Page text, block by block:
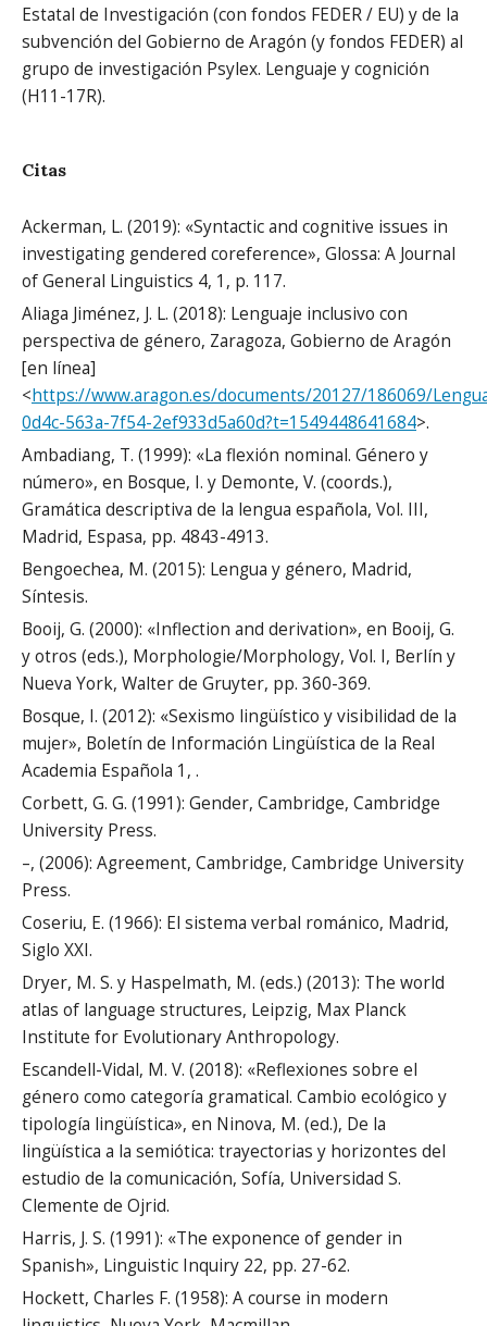
Estatal de Investigación (con fondos FEDER / EU) y de la
subvención del Gobierno de Aragón (y fondos FEDER) al
grupo de investigación Psylex. Lenguaje y cognición
(H11-17R).
Citas
Ackerman, L. (2019): «Syntactic and cognitive issues in
investigating gendered coreference», Glossa: A Journal
of General Linguistics 4, 1, p. 117.
Aliaga Jiménez, J. L. (2018): Lenguaje inclusivo con
perspectiva de género, Zaragoza, Gobierno de Aragón
[en línea]
<https://www.aragon.es/documents/20127/186069/
0d4c-563a-7f54-2ef933d5a60d?t=1549448641684>.
Ambadiang, T. (1999): «La flexión nominal. Género y
número», en Bosque, I. y Demonte, V. (coords.),
Gramática descriptiva de la lengua española, Vol. III,
Madrid, Espasa, pp. 4843-4913.
Bengoechea, M. (2015): Lengua y género, Madrid,
Síntesis.
Booij, G. (2000): «Inflection and derivation», en Booij, G.
y otros (eds.), Morphologie/Morphology, Vol. I, Berlín y
Nueva York, Walter de Gruyter, pp. 360-369.
Bosque, I. (2012): «Sexismo lingüístico y visibilidad de la
mujer», Boletín de Información Lingüística de la Real
Academia Española 1, .
Corbett, G. G. (1991): Gender, Cambridge, Cambridge
University Press.
–, (2006): Agreement, Cambridge, Cambridge University
Press.
Coseriu, E. (1966): El sistema verbal románico, Madrid,
Siglo XXI.
Dryer, M. S. y Haspelmath, M. (eds.) (2013): The world
atlas of language structures, Leipzig, Max Planck
Institute for Evolutionary Anthropology.
Escandell-Vidal, M. V. (2018): «Reflexiones sobre el
género como categoría gramatical. Cambio ecológico y
tipología lingüística», en Ninova, M. (ed.), De la
lingüística a la semiótica: trayectorias y horizontes del
estudio de la comunicación, Sofía, Universidad S.
Clemente de Ojrid.
Harris, J. S. (1991): «The exponence of gender in
Spanish», Linguistic Inquiry 22, pp. 27-62.
Hockett, Charles F. (1958): A course in modern